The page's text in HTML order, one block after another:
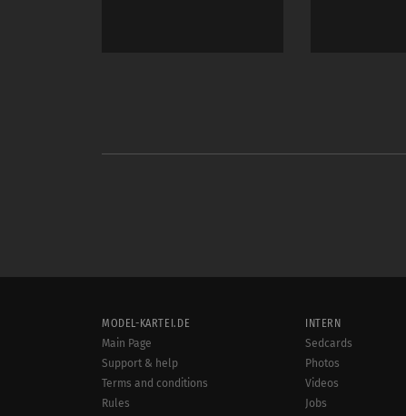
MODEL-KARTEI.DE
Main Page
Support & help
Terms and conditions
Rules
INTERN
Sedcards
Photos
Videos
Jobs